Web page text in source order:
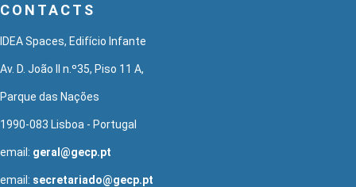
CONTACTS
IDEA Spaces, Edifício Infante
Av. D. João II n.º35, Piso 11 A,
Parque das Nações
1990-083 Lisboa - Portugal
email: geral@gecp.pt
email: secretariado@gecp.pt